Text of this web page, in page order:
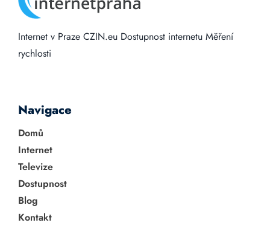
Internet v Praze CZIN.eu Dostupnost internetu Měření
rychlosti
Navigace
Domů
Internet
Televize
Dostupnost
Blog
Kontakt